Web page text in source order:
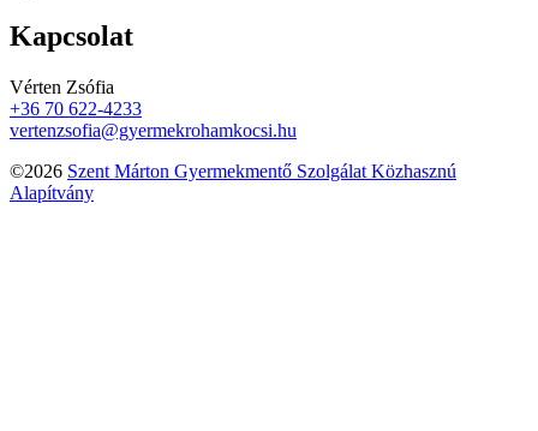
Kapcsolat
Vérten Zsófia
+36 70 622-4233
vertenzsofia@gyermekrohamkocsi.hu
©2026 Szent Márton Gyermekmentő Szolgálat Közhasznú
Alapítvány